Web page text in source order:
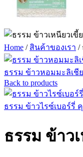
Home / สินค้าของเรา /
ธรรม ข้าวหอมมะลิเชี
Back to products
ธรรม ข้าวไรซ์เบอร์รี่
ธรรม ข้าว